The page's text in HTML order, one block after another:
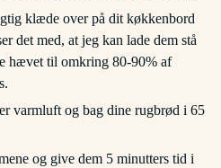
klæde over på dit køkkenbord
det med, at jeg kan lade dem stå
hævet til omkring 80-90% af
varmluft og bag dine rugbrød i 65
og give dem 5 minutters tid i